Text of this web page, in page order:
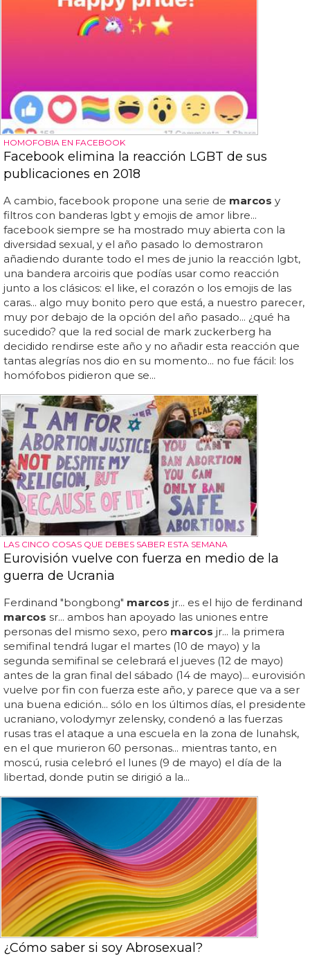
HOMOFOBIA EN FACEBOOK
Facebook elimina la reacción LGBT de sus
publicaciones en 2018
A cambio, facebook propone una serie de marcos y
filtros con banderas lgbt y emojis de amor libre...
facebook siempre se ha mostrado muy abierta con la
diversidad sexual, y el año pasado lo demostraron
añadiendo durante todo el mes de junio la reacción lgbt,
una bandera arcoiris que podías usar como reacción
junto a los clásicos: el like, el corazón o los emojis de las
caras... algo muy bonito pero que está, a nuestro parecer,
muy por debajo de la opción del año pasado... ¿qué ha
sucedido? que la red social de mark zuckerberg ha
decidido rendirse este año y no añadir esta reacción que
tantas alegrías nos dio en su momento... no fue fácil: los
homófobos pidieron que se...
LAS CINCO COSAS QUE DEBES SABER ESTA SEMANA
Eurovisión vuelve con fuerza en medio de la
guerra de Ucrania
Ferdinand "bongbong" marcos jr... es el hijo de ferdinand
marcos sr... ambos han apoyado las uniones entre
personas del mismo sexo, pero marcos jr... la primera
semifinal tendrá lugar el martes (10 de mayo) y la
segunda semifinal se celebrará el jueves (12 de mayo)
antes de la gran final del sábado (14 de mayo)... eurovisión
vuelve por fin con fuerza este año, y parece que va a ser
una buena edición... sólo en los últimos días, el presidente
ucraniano, volodymyr zelensky, condenó a las fuerzas
rusas tras el ataque a una escuela en la zona de lunahsk,
en el que murieron 60 personas... mientras tanto, en
moscú, rusia celebró el lunes (9 de mayo) el día de la
libertad, donde putin se dirigió a la...
¿Cómo saber si soy Abrosexual?